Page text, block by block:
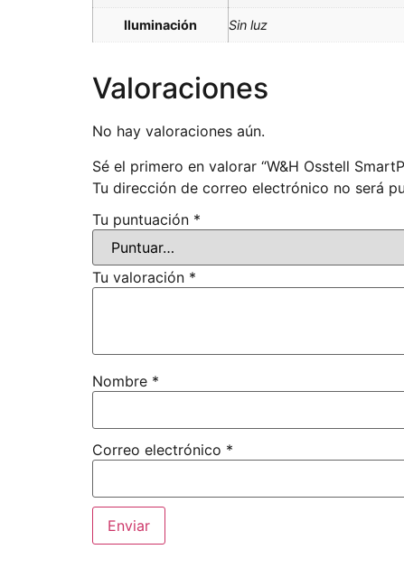
Iluminación Sin luz
Valoraciones
No hay valoraciones aún.
Sé el primero en valorar “W&H Osstell
Tu dirección de correo electrónico no será
Tu puntuación *
Tu valoración *
Nombre *
Correo electrónico *